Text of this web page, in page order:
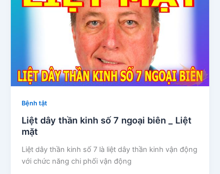
Bệnh tật
Liệt dây thần kinh số 7 ngoại biên _ Liệt
mặt
Liệt dây thần kinh số 7 là liệt dây thần kinh vận động
với chức năng chi phối vận động